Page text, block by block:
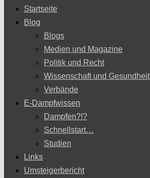
Startseite
Blog
Blogs
Medien und Magazine
Politik und Recht
Wissenschaft und Gesundheit
Verbände
E-Dampfwissen
Dampfen?!?
Schnellstart…
Studien
Links
Umsteigerbericht